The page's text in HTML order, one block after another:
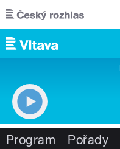
Přejít k hlavnímu obsahu
Program Pořady